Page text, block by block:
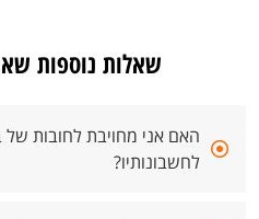
שאלות נוספות
האם אני מחויבת לחובות של
לחשבונותיו?